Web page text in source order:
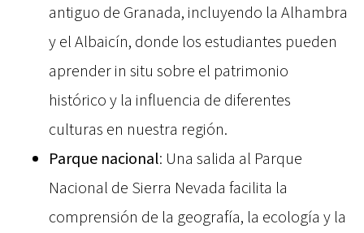
antiguo de Granada, incluyendo la Alhambra
y el Albaicín, donde los estudiantes pueden
aprender in situ sobre el patrimonio
histórico y la influencia de diferentes
culturas en nuestra región.
Parque nacional: Una salida al Parque
Nacional de Sierra Nevada facilita la
comprensión de la geografía, la ecología y la